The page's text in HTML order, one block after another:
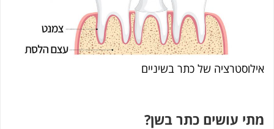
של כתר בשיניים
עושים כתר בשן?